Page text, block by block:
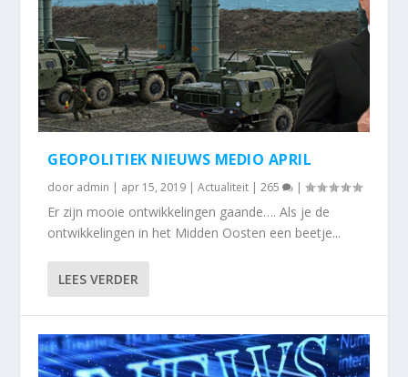
GEOPOLITIEK NIEUWS MEDIO APRIL
door admin | apr 15, 2019 |Actualiteit |265 |
Er zijn mooie ontwikkelingen gaande…. Als je de
ontwikkelingen in het Midden Oosten een beetje...
LEES VERDER